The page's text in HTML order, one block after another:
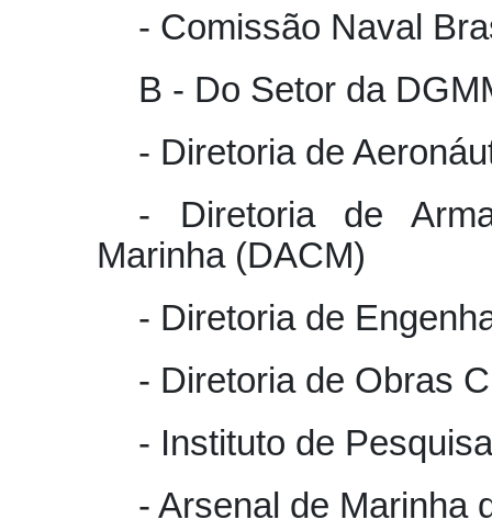
- Comissão Naval
B - Do Setor da
- Diretoria de
- Diretoria de
Marinha (DACM)
- Diretoria de
- Diretoria de Obras
- Instituto de
- Arsenal de Marinha